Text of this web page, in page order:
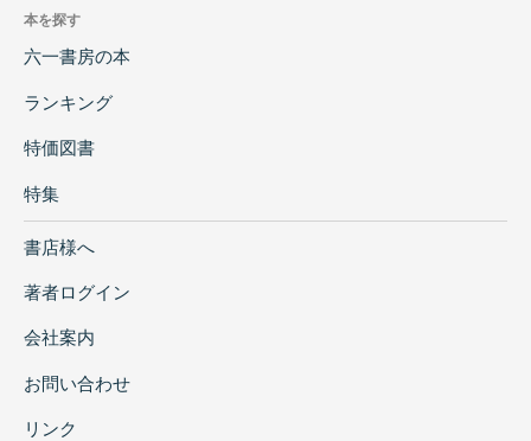
本を探す
六一書房の本
ランキング
特価図書
特集
書店様へ
著者ログイン
会社案内
お問い合わせ
リンク